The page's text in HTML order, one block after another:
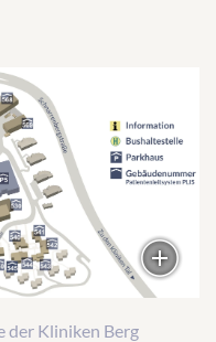
der Kliniken Berg